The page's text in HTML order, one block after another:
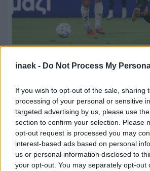
inaek - Do Not Process My
If you wish to opt-out of the sale, sharing
processing of your personal or sensitive
targeted advertising by us, please use
section to confirm your selection. Please
opt-out request is processed you may
interest-based ads based on personal
us or personal information disclosed to
your opt-out. You may separately opt-out